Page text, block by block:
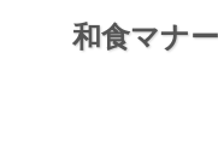
和食マナ